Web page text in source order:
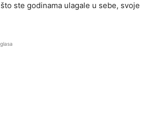
ste godinama ulagale u sebe, svoje